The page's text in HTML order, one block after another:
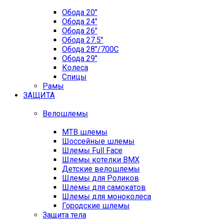
Обода 20"
Обода 24"
Обода 26"
Обода 27.5"
Обода 28"/700C
Обода 29"
Колеса
Спицы
Рамы
ЗАЩИТА
Велошлемы
MTB шлемы
Шоссейные шлемы
Шлемы Full Face
Шлемы котелки BMX
Детские велошлемы
Шлемы для Роликов
Шлемы для самокатов
Шлемы для моноколеса
Городские шлемы
Защита тела